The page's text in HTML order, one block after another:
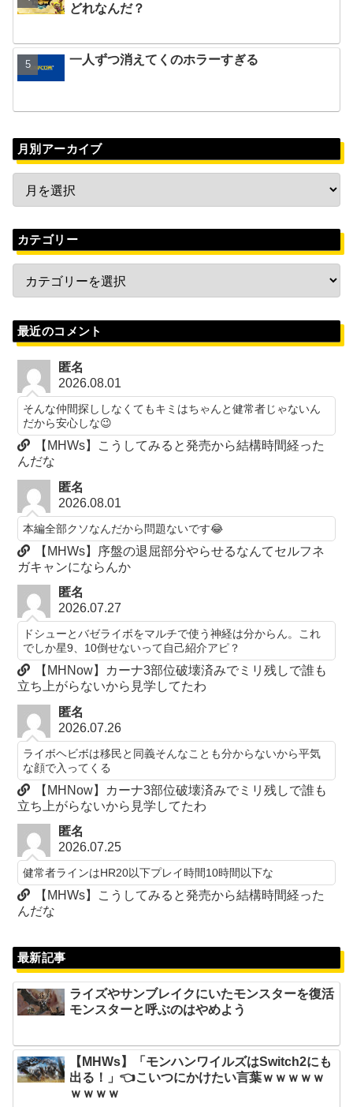
どれなんだ？
一人ずつ消えてくのホラーすぎる
月別アーカイブ
カテゴリー
最近のコメント
匿名
2026.08.01
そんな仲間探ししなくてもキミはちゃんと健常者じゃないん
だから安心しな😉
【MHWs】こうしてみると発売から結構時間経った
んだな
匿名
2026.08.01
本編全部クソなんだから問題ないです😂
【MHWs】序盤の退屈部分やらせるなんてセルフネ
ガキャンにならんか
匿名
2026.07.27
ドシューとバゼライボをマルチで使う神経は分からん。これ
でしか星9、10倒せないって自己紹介アピ？
【MHNow】カーナ3部位破壊済みでミリ残しで誰も
立ち上がらないから見学してたわ
匿名
2026.07.26
ライボヘビボは移民と同義そんなことも分からないから平気
な顔で入ってくる
【MHNow】カーナ3部位破壊済みでミリ残しで誰も
立ち上がらないから見学してたわ
匿名
2026.07.25
健常者ラインはHR20以下プレイ時間10時間以下な
【MHWs】こうしてみると発売から結構時間経った
んだな
最新記事
ライズやサンブレイクにいたモンスターを復活
モンスターと呼ぶのはやめよう
【MHWs】「モンハンワイルズはSwitch2にも
出る！」👈こいつにかけたい言葉ｗｗｗｗｗ
ｗｗｗｗ